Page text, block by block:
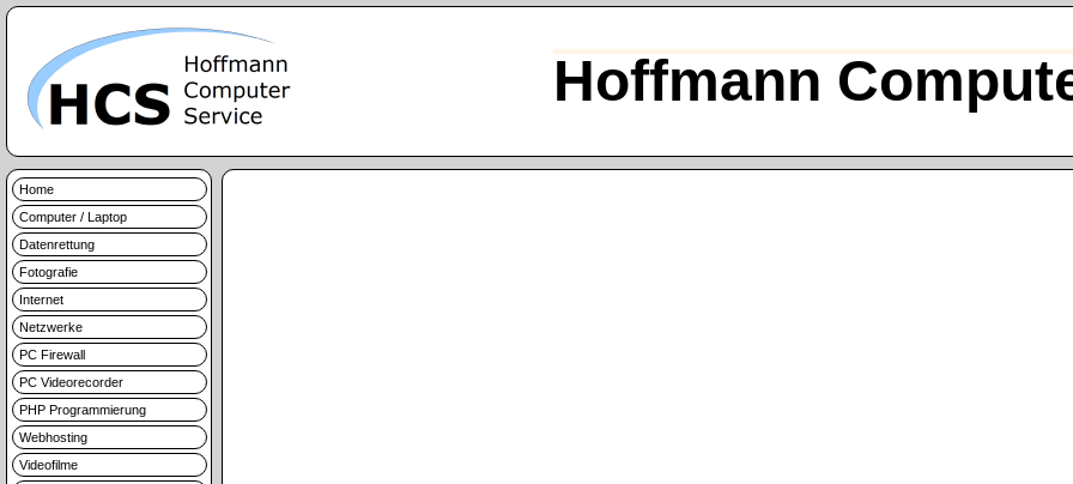
Hoffmann
Home
Computer / Laptop
Datenrettung
Fotografie
Internet
Netzwerke
PC Firewall
PC Videorecorder
PHP Programmierung
Webhosting
Videofilme